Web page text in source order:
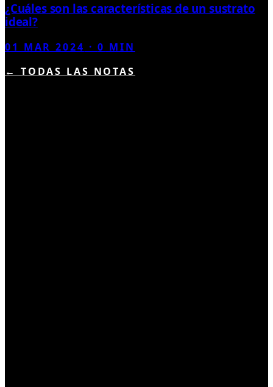
¿Cuáles son las características de un sustrato
ideal?
01 MAR 2024 ·0 MIN
← TODAS LAS NOTAS